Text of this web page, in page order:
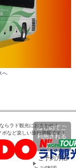
へ
らラド観光におまかせ！
など楽しい旅行満載です！
はじめてご
利用される
方へ
ご予約方法